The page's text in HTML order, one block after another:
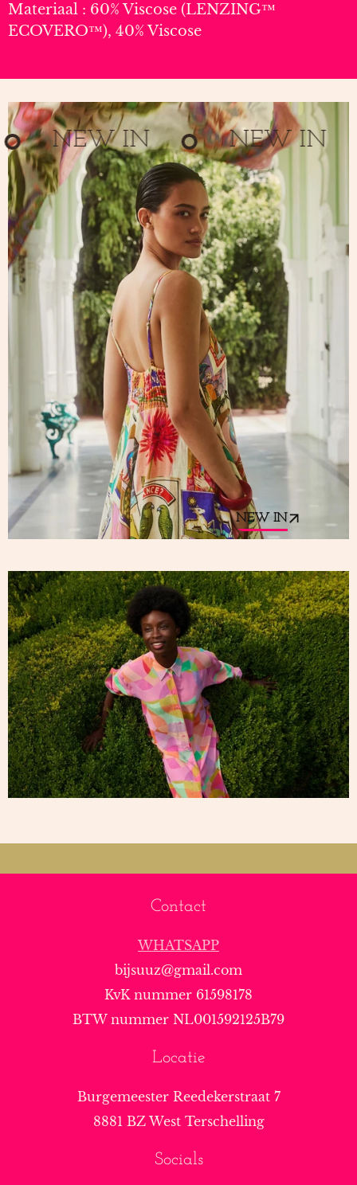
Materiaal : 60% Viscose (LENZING™
ECOVERO™), 40% Viscose
NEW IN NEW IN
NEW IN
Contact
WHATSAPP
bijsuuz@gmail.com
KvK nummer 61598178
BTW nummer NL001592125B79
Locatie
Burgemeester Reedekerstraat 7
8881 BZ West Terschelling
Socials